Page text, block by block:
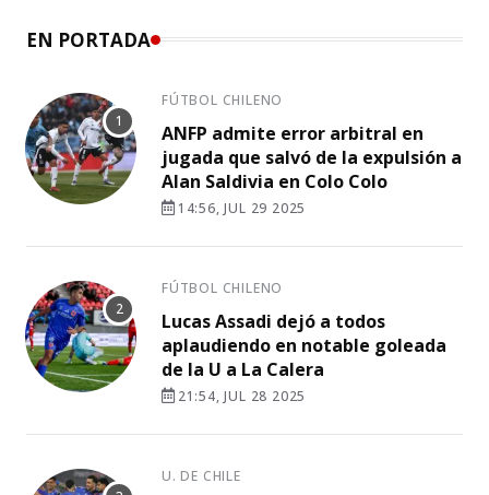
EN PORTADA
FÚTBOL CHILENO
ANFP admite error arbitral en
jugada que salvó de la expulsión a
Alan Saldivia en Colo Colo
14:56, JUL 29 2025
FÚTBOL CHILENO
Lucas Assadi dejó a todos
aplaudiendo en notable goleada
de la U a La Calera
21:54, JUL 28 2025
U. DE CHILE